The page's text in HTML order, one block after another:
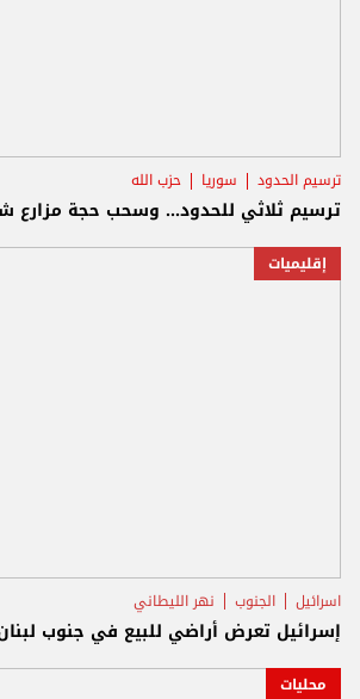
ترسيم الحدود سوريا حزب الله
ترسيم ثلاثي للحدود... وسحب حجة مزارع
إقليميات
اسرائيل الجنوب نهر الليطاني
إسرائيل تعرض أراضي للبيع في جنوب
محليات